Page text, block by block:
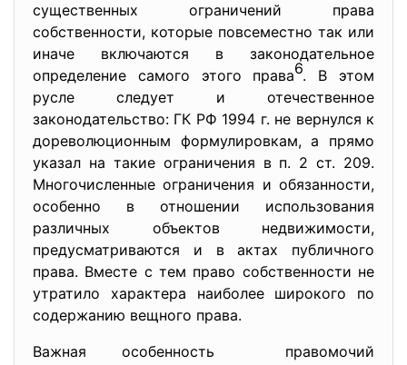
существенных ограничений права
собственности, которые повсеместно так или
иначе включаются в законодательное
определение самого этого права6. В этом
русле следует и отечественное
законодательство: ГК РФ 1994 г. не вернулся к
дореволюционным формулировкам, а прямо
указал на такие ограничения в п. 2 ст. 209.
Многочисленные ограничения и обязанности,
особенно в отношении использования
различных объектов недвижимости,
предусматриваются и в актах публичного
права. Вместе с тем право собственности не
утратило характера наиболее широкого по
содержанию вещного права.
Важная особенность правомочий